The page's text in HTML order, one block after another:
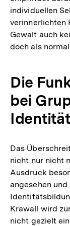
individuellen
verinnerlichten
Gewalt auch
doch als
Die
bei
Das
nicht nur nicht
Ausdruck
angesehen
Krawall wird
nicht gezielt